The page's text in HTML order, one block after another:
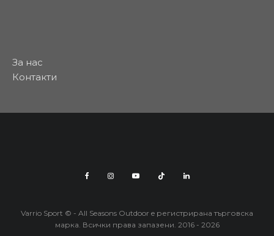
За нас
Контакти
Varrio Sport © - All Seasons Outdoor e регистрирана търговска
марка. Всички права запазени. 2016 - 2026